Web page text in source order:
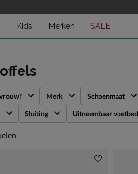
Kids Merken SALE
Merk Schoenmaat
Sluiting Uitneembaar voetbed